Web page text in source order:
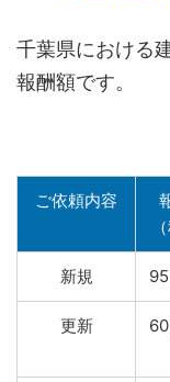
千葉県における
報酬額です。
ご依頼内容
新規
更新